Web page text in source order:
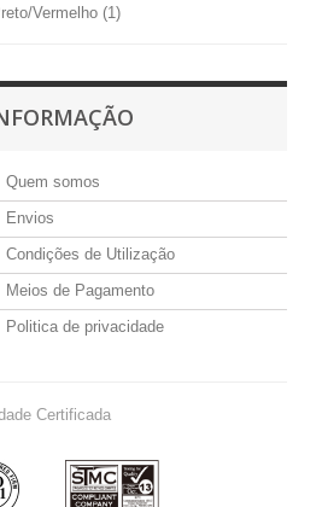
Vermelho (1)
Quem somos
Envios
Condições de Utilização
Meios de Pagamento
Politica de privacidade
Certificada